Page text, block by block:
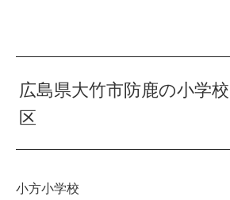
広島県大竹市防鹿の小学
区
小方小学校